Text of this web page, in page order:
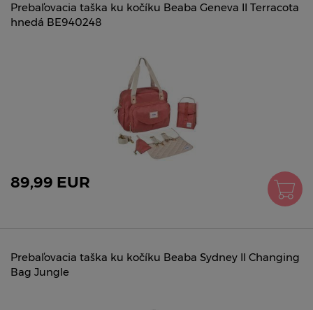
Prebaľovacia taška ku kočíku Beaba Geneva II Terracota
hnedá BE940248
89,99 EUR
Prebaľovacia taška ku kočíku Beaba Sydney II Changing
Bag Jungle